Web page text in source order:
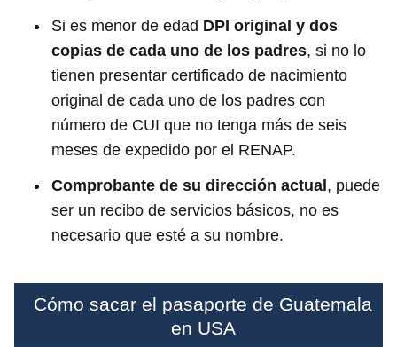
Si es menor de edad DPI original y dos
copias de cada uno de los padres, si no lo
tienen presentar certificado de nacimiento
original de cada uno de los padres con
número de CUI que no tenga más de seis
meses de expedido por el RENAP.
Comprobante de su dirección actual , puede
ser un recibo de servicios básicos, no es
necesario que esté a su nombre.
Cómo sacar el pasaporte de Guatemala
en USA